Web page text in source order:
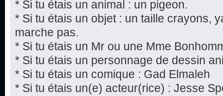
* Si tu étais un animal : un pigeon.
* Si tu étais un objet : un taille crayons,
marche pas.
* Si tu étais un Mr ou une Mme
* Si tu étais un personnage de dessin
* Si tu étais un comique : Gad Elmaleh
* Si tu étais un(e) acteur(rice) : Jesse